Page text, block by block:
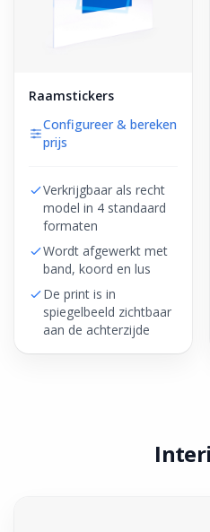
Raamstickers
Configureer & bereken
prijs
Verkrijgbaar als recht
model in 4 standaard
formaten
Wordt afgewerkt met
band, koord en lus
De print is in
spiegelbeeld zichtbaar
aan de achterzijde